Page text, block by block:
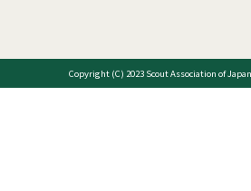
Copyright (C) 2023 Scout Association of